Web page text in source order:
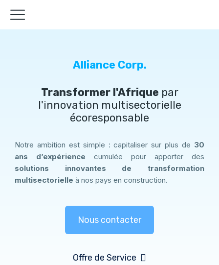
Alliance Corp.
Transformer l'Afrique par
l'innovation multisectorielle
écoresponsable
Notre ambition est simple : capitaliser sur plus de 30
ans d’expérience cumulée pour apporter des
solutions innovantes de transformation
multisectorielle à nos pays en construction.
Nous contacter
Offre de Service